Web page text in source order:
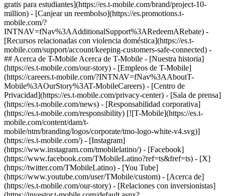
gratis para estudiantes](https://es.t-mobile.com/brand/project-10-
million) - [Canjear un reembolso](https://es.promotions.t-
mobile.com/?
INTNAV=fNav%3AAdditionalSupport%3ARedeemARebate) -
[Recursos relacionadas con violencia doméstica](https://es.t-
mobile.com/support/account/keeping-customers-safe-connected) -
## Acerca de T-Mobile Acerca de T-Mobile - [Nuestra historia]
(https://es.t-mobile.com/our-story) - [Empleos de T-Mobile]
(https://careers.t-mobile.com/?INTNAV=fNav%3AAboutT-
Mobile%3AOurStory%3AT-MobileCareers) - [Centro de
Privacidad](https://es.t-mobile.com/privacy-center) - [Sala de prensa]
(https://es.t-mobile.com/news) - [Responsabilidad corporativa]
(https://es.t-mobile.com/responsibility) [![T-Mobile](https://es.t-
mobile.com/content/dam/t-
mobile/ntm/branding/logos/corporate/tmo-logo-white-v4.svg)]
(https://es.t-mobile.com/) - [Instagram]
(https://www.instagram.com/tmobilelatino/) - [Facebook]
(https://www.facebook.com/TMobileLatino?ref=ts&fref=ts) - [X]
(https://twitter.com/TMobileLatino) - [You Tube]
(https://www.youtube.com/user/TMobile/custom) - [Acerca de]
(https://es.t-mobile.com/our-story) - [Relaciones con inversionistas]